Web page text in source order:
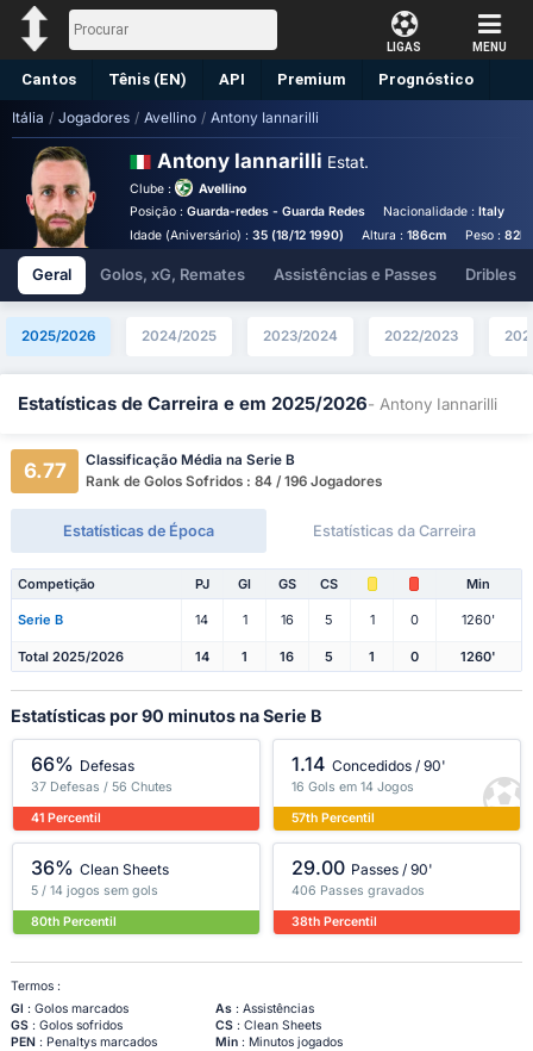
LIGAS MENU
Cantos Tênis (EN) API Premium Prognóstico
Itália / Jogadores / Avellino / Antony Iannarilli
Antony Iannarilli Estat.
Clube :
Avellino
Posição : Guarda-redes - Guarda Redes Nacionalidade :Italy
Idade (Aniversário) : 35 (18/12 1990) Altura :186cm Peso :
Geral Golos, xG, Remates Assistências e Passes Dribles
2025/2026 2024/2025 2023/2024 2022/2023
Estatísticas de Carreira e em 2025/2026- Antony Iannarilli
6.77
Classificação Média na Serie B
Rank de Golos Sofridos : 84 / 196 Jogadores
Estatísticas de Época Estatísticas da Carreira
Competição PJ Gl GS CS Min
Serie B 14 1 16 5 1 0 1260'
Total 2025/2026 14 1 16 5 1 0 1260'
Estatísticas por 90 minutos na Serie B
66% Defesas
37 Defesas / 56 Chutes
41 Percentil
1.14 Concedidos / 90'
16 Gols em 14 Jogos
57th Percentil
36% Clean Sheets
5 / 14 jogos sem gols
80th Percentil
29.00 Passes / 90'
406 Passes gravados
38th Percentil
Termos :
Gl : Golos marcados As: Assistências
GS: Golos sofridos CS: Clean Sheets
PEN: Penaltys marcados Min: Minutos jogados